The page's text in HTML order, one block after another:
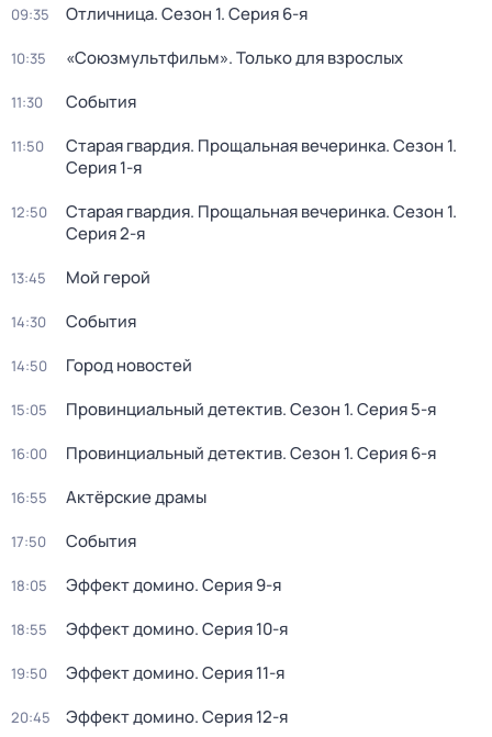
09:35 Отличница. Сезон 1. Серия 6-я
10:35 «Союзмультфильм». Только для взрослых
11:30 События
11:50 Старая гвардия. Прощальная вечеринка. Сезон 1.
Серия 1-я
12:50 Старая гвардия. Прощальная вечеринка. Сезон 1.
Серия 2-я
13:45 Мой герой
14:30 События
14:50 Город новостей
15:05 Провинциальный детектив. Сезон 1. Серия 5-я
16:00 Провинциальный детектив. Сезон 1. Серия 6-я
16:55 Актёрские драмы
17:50 События
18:05 Эффект домино. Серия 9-я
18:55 Эффект домино. Серия 10-я
19:50 Эффект домино. Серия 11-я
20:45 Эффект домино. Серия 12-я